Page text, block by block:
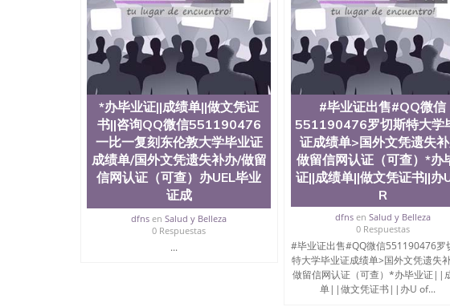
机构QQ微信551190476 国外资格证书办理QQ微信551190476如何
认证办理QQ微信551190476 圣何塞州立大学（San Jose State
1857年，简称SJSU，是加州历史悠久的大学之一，也是美西地
中心，占地154公顷。它是一所位于加利福尼亚州的著名综合性
茅的毕业薪资，浓厚的多元化学术氛围，杰出的本科教育质量，
合性大学，每年有来自世界各地的成百上千的海外学生前往求学
位、声誉、实习机会和影响力的高等教育机构，并获誉为美国本
计系更是在当今美国大学教学排名中表现优异。其毕业生大多可
机会。许多硅谷公司甚至在学生大三和大四的学期提供许多相应
(UC)，还是加州州立大学系统(CSU), 圣何塞州立大学都占据着加
学座落于硅谷(Silicon Valley), 于附近的旧金山-圣何塞地区为全
134种学士学科和65个硕士学科，并有来自世界60余国的学生来
子工程学，工商管理学，艺术设计，和航空学等，深受性肯定及
也吸引了众多不同国家的专业人士前来研究与学习。 二、办理流
定金下单； 3、公司确认到账转制作点做电子图； 4、电子图做
部做成品； 6、成品做好拍照或者视频确认再付余款； 7、快递
网上可查的证明材料 1、教育部学历学位认证，留服真实存档可
证），使馆网站真实存档可查。 3、留信网真实可查认证办理，
科学院、艺术与建筑学院、商学院、交流学院、地球及物质科学
展学院、信息工程与科学学院、人文学院、护理学院、科学学院
*办毕业证||成绩单||做文凭证
书||咨询QQ微信551190476
一比一复刻东伦敦大学毕业证
成绩单/国外文凭遗失补办/做留
信网认证（可查）办UEL毕业
证成
dfns enSalud y Belleza
0 Respuestas
...
#毕业证出售#QQ微信
551190476罗切斯特大学
证成绩单>国外文凭遗失
做留信网认证（可查）*办
证||成绩单||做文凭证书||办
R
dfnsen Salud y Belleza
0 Respuestas
#毕业证出售#QQ微信551190476罗
特大学毕业证成绩单>国外文凭遗失
做留信网认证（可查）*办毕业证||
单||做文凭证书||办U of...